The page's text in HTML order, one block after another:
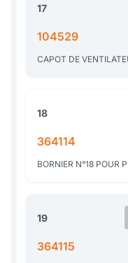
17
104529
CAPOT DE
18
364114
BORNIER N°18
19
364115